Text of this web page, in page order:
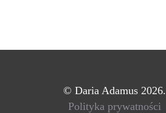
© Daria Adamus 2026.
Polityka prywatności